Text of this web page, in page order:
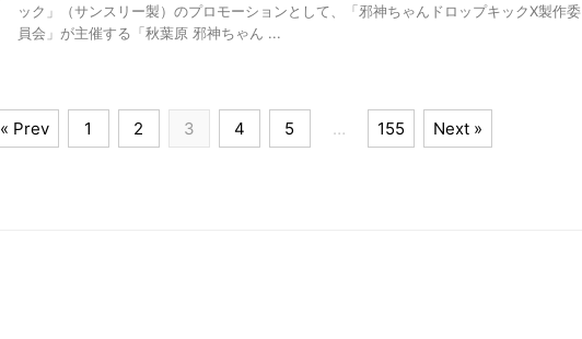
ック」（サンスリー製）のプロモーションとして、「邪神ちゃんドロップキックX製作委
員会」が主催する「秋葉原 邪神ちゃん ...
« Prev 1 2 3 4 5 … 155 Next »